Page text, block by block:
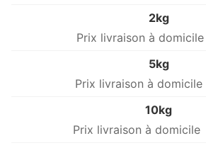
2kg
5kg
10kg